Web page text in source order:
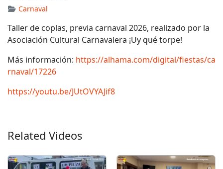
Carnaval
Taller de coplas, previa carnaval 2026, realizado por la
Asociación Cultural Carnavalera ¡Uy qué torpe!
Más información: https://alhama.com/digital/fiestas/ca
rnaval/17226
https://youtu.be/JUtOVYAJif8
Related Videos